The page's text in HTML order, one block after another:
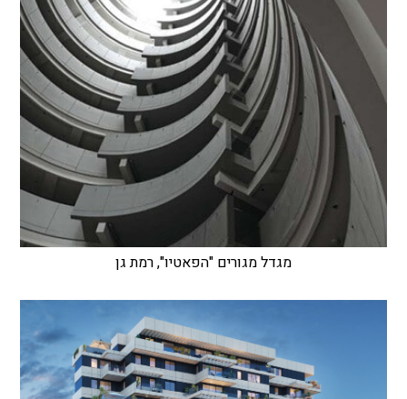
מגדל מגורים "הפאטיו", רמת גן